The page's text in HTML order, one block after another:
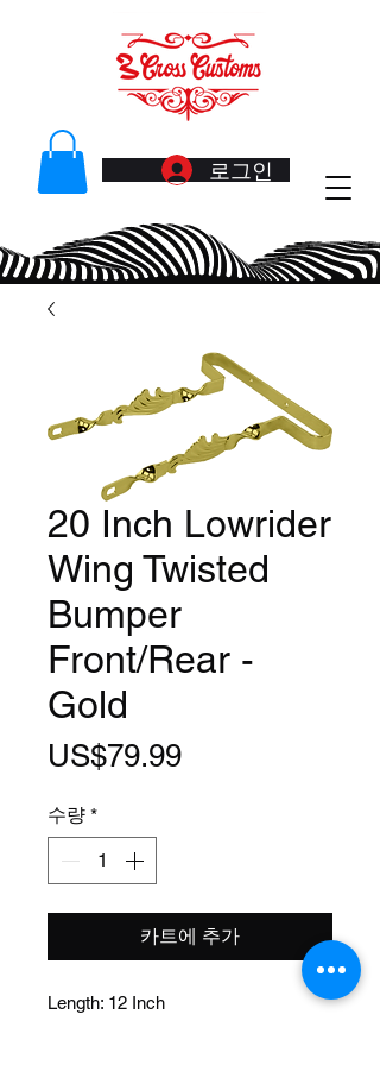
로그인
20 Inch Lowrider
Wing Twisted
Bumper
Front/Rear -
Gold
US$79.99가
수량 *
카트에 추가
Length: 12 Inch